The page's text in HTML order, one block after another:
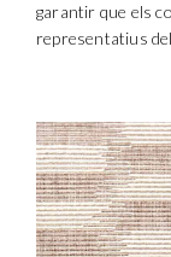
garantir que els
representatius